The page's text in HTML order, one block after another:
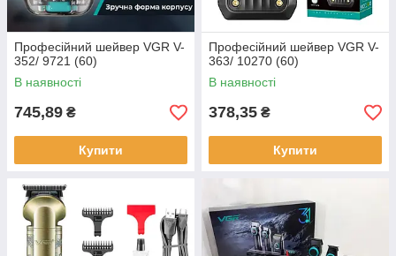
Професійний шейвер VGR V-
352/ 9721 (60)
В наявності
745,89 ₴
Купити
Професійний шейвер VGR V-
363/ 10270 (60)
В наявності
378,35 ₴
Купити